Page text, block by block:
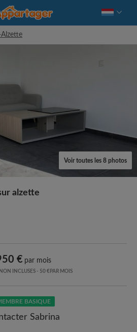
Voir toutes les 8 photos
alzette
€ par mois
INCLUSES - 50 €PAR MOIS
BASIQUE
Sabrina